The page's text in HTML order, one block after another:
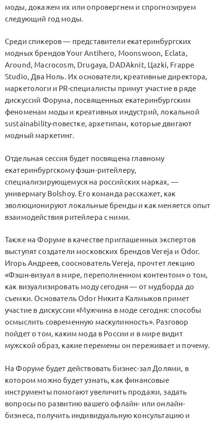
моды, докажем их или опровергнем и спрогнозируем
следующий год моды.
Среди спикеров — представители екатеринбургских
модных брендов Your Antihero, Moonswoon, Eclata,
Around, Macrocosm, Drugaya, DADAknit, Цаzki, Frappe
Studio, Два Ноль. Их основатели, креативные директора,
маркетологи и PR-специалисты примут участие в ряде
дискуссий Форума, посвященных екатеринбургским
феноменам моды и креативных индустрий, локальной
sustainability-повестке, архетипам, которые двигают
модный маркетинг.
Отдельная сессия будет посвящена главному
екатеринбургскому фэшн-ритейлеру,
специализирующемуся на российских марках, —
универмагу Bolshoy. Его команда расскажет, как
эволюционируют локальные бренды и как меняется опыт
взаимодействия ритейлера с ними.
Также на Форуме в качестве приглашенных экспертов
выступят создатели московских брендов Vereja и Odor.
Игорь Андреев, сооснователь Vereja, прочтет лекцию
«Фэшн-визуал в мире, переполненном контентом» о том,
как визуализировать моду сегодня — от мудборда до
съемки. Основатель Odor Никита Калмыков примет
участие в дискуссии «Мужчина в моде сегодня: способы
осмыслить современную маскулинность». Разговор
пойдет о том, каким мода в России и в мире видит
мужской образ, какие перемены он переживает и почему.
На Форуме будет действовать бизнес-зал Долями, в
котором можно будет узнать, как финансовые
инструменты помогают увеличить продажи, задать
вопросы по развитию вашего офлайн- или онлайн-
бизнеса, получить индивидуальную консультацию и